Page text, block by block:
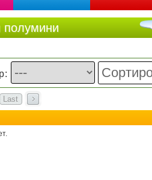
полумини
Last